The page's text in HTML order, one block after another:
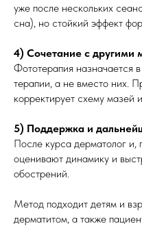
уже после нескольких
сна), но стойкий эффект
4) Сочетание с другими
Фототерапия назначается
терапии, а не вместо них.
корректирует схему мазей
5) Поддержка и
После курса дерматолог и,
оценивают динамику и
обострений.
Метод подходит детям и
дерматитом, а также